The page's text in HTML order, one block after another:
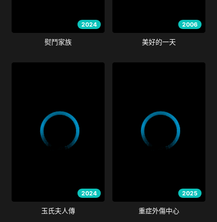
2024
熨鬥家族
2006
美好的一天
2024
玉氏夫人傳
2025
重症外傷中心